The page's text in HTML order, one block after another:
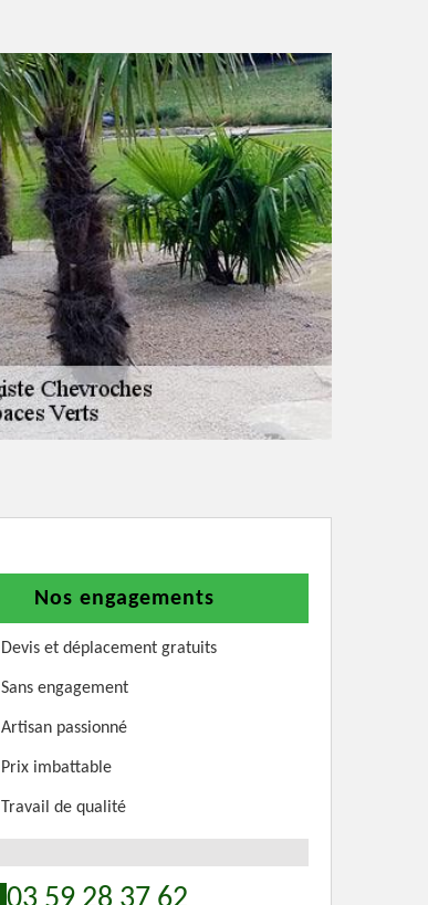
Nos engagements
Devis et déplacement gratuits
Sans engagement
Artisan passionné
Prix imbattable
Travail de qualité